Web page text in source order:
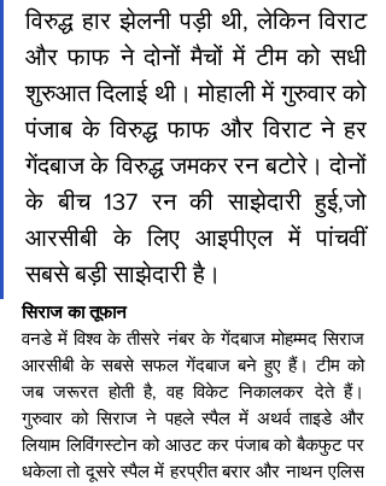
विरुद्ध हार झेलनी पड़ी थी, लेकिन विराट
और फाफ ने दोनों मैचों में टीम को सधी
शुरुआत दिलाई थी। मोहाली में गुरुवार को
पंजाब के विरुद्ध फाफ और विराट ने हर
गेंदबाज के विरुद्ध जमकर रन बटोरे। दोनों
के बीच 137 रन की साझेदारी हुई,जो
आरसीबी के लिए आइपीएल में पांचवीं
सबसे बड़ी साझेदारी है।
सिराज का तूफान
वनडे में विश्व के तीसरे नंबर के गेंदबाज मोहम्मद सिराज
आरसीबी के सबसे सफल गेंदबाज बने हुए हैं। टीम को
जब जरूरत होती है, वह विकेट निकालकर देते हैं।
गुरुवार को सिराज ने पहले स्पैल में अथर्व ताइडे और
लियाम लिविंगस्टोन को आउट कर पंजाब को बैकफुट पर
धकेला तो दूसरे स्पैल में हरप्रीत बरार और नाथन एलिस